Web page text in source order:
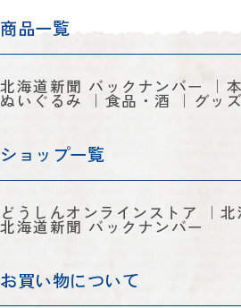
商品一覧
北海道新聞 バックナンバー 本
ぬいぐるみ 食品・酒 グッズ
ショップ一覧
どうしんオンラインストア 北
北海道新聞 バックナンバー
お買い物について